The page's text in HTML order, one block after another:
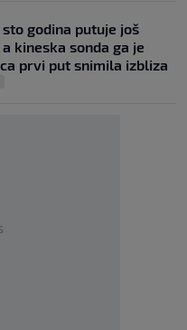
godina putuje još
kineska sonda ga je
prvi put snimila izbliza